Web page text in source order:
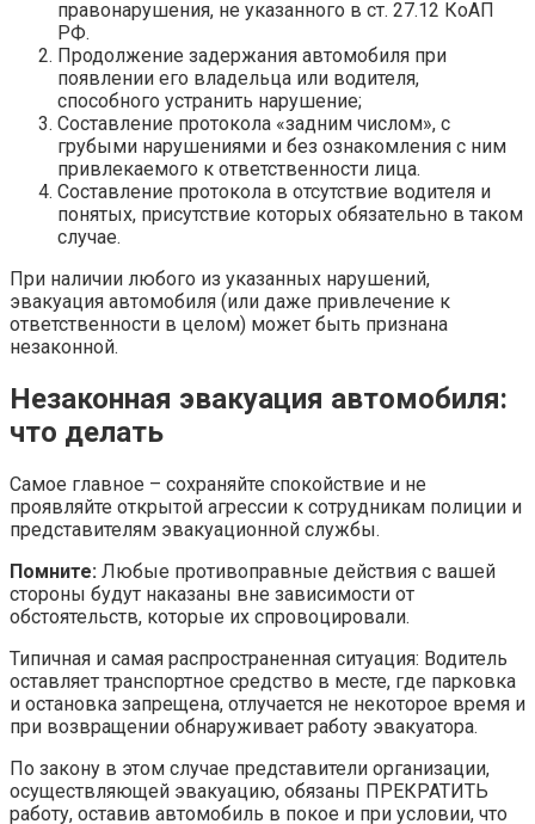
правонарушения, не указанного в ст. 27.12 КоАП
РФ.
Продолжение задержания автомобиля при
появлении его владельца или водителя,
способного устранить нарушение;
Составление протокола «задним числом», с
грубыми нарушениями и без ознакомления с ним
привлекаемого к ответственности лица.
Составление протокола в отсутствие водителя и
понятых, присутствие которых обязательно в таком
случае.
При наличии любого из указанных нарушений,
эвакуация автомобиля (или даже привлечение к
ответственности в целом) может быть признана
незаконной.
Незаконная эвакуация автомобиля:
что делать
Самое главное – сохраняйте спокойствие и не
проявляйте открытой агрессии к сотрудникам полиции и
представителям эвакуационной службы.
Помните: Любые противоправные действия с вашей
стороны будут наказаны вне зависимости от
обстоятельств, которые их спровоцировали.
Типичная и самая распространенная ситуация: Водитель
оставляет транспортное средство в месте, где парковка
и остановка запрещена, отлучается не некоторое время и
при возвращении обнаруживает работу эвакуатора.
По закону в этом случае представители организации,
осуществляющей эвакуацию, обязаны ПРЕКРАТИТЬ
работу, оставив автомобиль в покое и при условии, что